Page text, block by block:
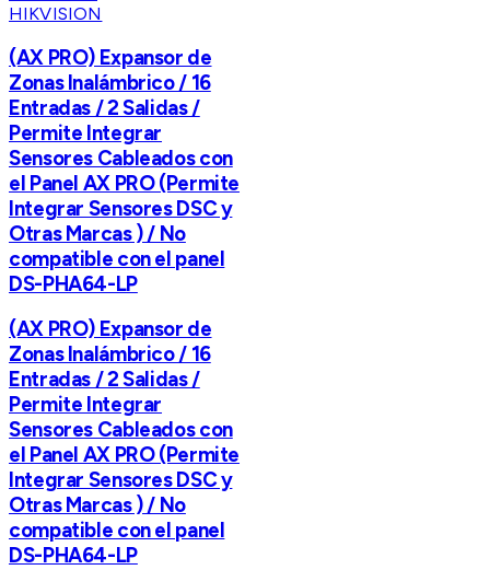
HIKVISION
(AX PRO) Expansor de
Zonas Inalámbrico / 16
Entradas / 2 Salidas /
Permite Integrar
Sensores Cableados con
el Panel AX PRO (Permite
Integrar Sensores DSC y
Otras Marcas ) / No
compatible con el panel
DS-PHA64-LP
(AX PRO) Expansor de
Zonas Inalámbrico / 16
Entradas / 2 Salidas /
Permite Integrar
Sensores Cableados con
el Panel AX PRO (Permite
Integrar Sensores DSC y
Otras Marcas ) / No
compatible con el panel
DS-PHA64-LP